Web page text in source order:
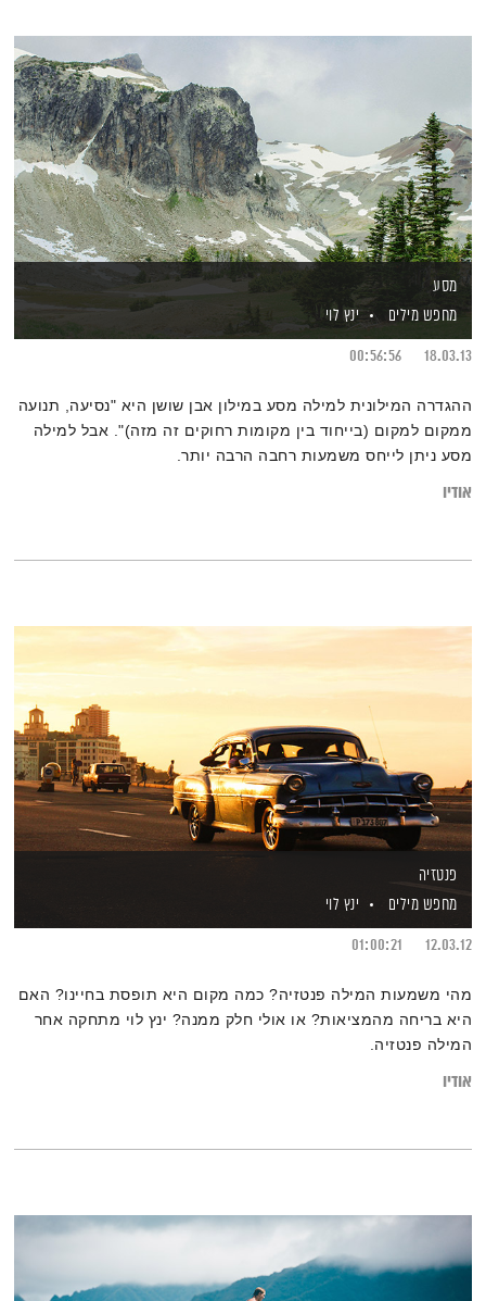
מסע
מחפש מילים
ינץ לוי
18.03.13
00:56:56
ההגדרה המילונית למילה מסע במילון אבן שושן היא "נסיעה, תנועה
ממקום למקום (בייחוד בין מקומות רחוקים זה מזה)". אבל למילה
מסע ניתן לייחס משמעות רחבה הרבה יותר.
אודיו
פנטזיה
מחפש מילים
ינץ לוי
12.03.12
01:00:21
מהי משמעות המילה פנטזיה? כמה מקום היא תופסת בחיינו? האם
היא בריחה מהמציאות? או אולי חלק ממנה? ינץ לוי מתחקה אחר
המילה פנטזיה.
אודיו